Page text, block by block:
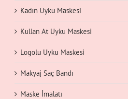
Kadın Uyku Maskesi
Kullan At Uyku Maskesi
Logolu Uyku Maskesi
Makyaj Saç Bandı
Maske İmalatı